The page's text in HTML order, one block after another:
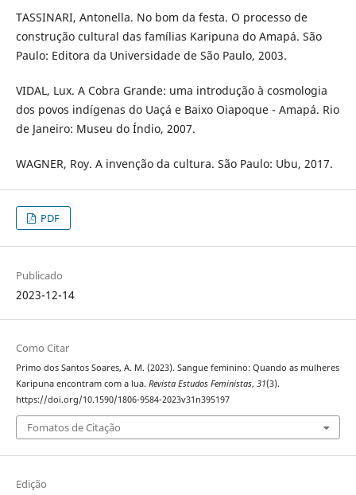
TASSINARI, Antonella. No bom da festa. O processo de
construção cultural das famílias Karipuna do Amapá. São
Paulo: Editora da Universidade de São Paulo, 2003.
VIDAL, Lux. A Cobra Grande: uma introdução à cosmologia
dos povos indígenas do Uaçá e Baixo Oiapoque - Amapá. Rio
de Janeiro: Museu do Índio, 2007.
WAGNER, Roy. A invenção da cultura. São Paulo: Ubu, 2017.
PDF
Publicado
2023-12-14
Como Citar
Primo dos Santos Soares, A. M. (2023). Sangue feminino: Quando as mulheres
Karipuna encontram com a lua. Revista Estudos Feministas, 31(3).
https://doi.org/10.1590/1806-9584-2023v31n395197
Fomatos de Citação
Edição